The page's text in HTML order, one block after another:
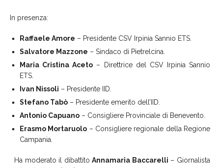
In presenza:
Raffaele Amore – Presidente CSV Irpinia Sannio ETS.
Salvatore Mazzone – Sindaco di Pietrelcina.
Maria Cristina Aceto – Direttrice del CSV Irpinia Sannio
ETS.
Ivan Nissoli – Presidente IID.
Stefano Tabò – Presidente emerito dell’IID.
Antonio Capuano – Consigliere Provinciale di Benevento.
Erasmo Mortaruolo – Consigliere regionale della Regione
Campania.
Ha moderato il dibattitoAnnamaria Baccarelli – Giornalista